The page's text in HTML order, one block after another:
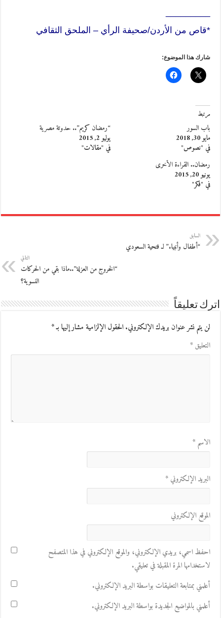
*قاص من الأردن/صحيفة الرأي – الملحق الثقافي
شارك هذا الموضوع:
مرتبط
باب السور
مايو 30, 2018
في "نصوص"
“رمضان كريم”.. حدوتة مصرية
يوليو 2, 2015
في "مقالات"
رمضان.. القراءة الأخرى
يونيو 20, 2015
في "فكر"
السابق
“أطفال وأنبياء” لـ فتحية السعودي
التالي
“الخروج من العزلة”..ماذا بقي من الحركات
النسوية؟
اترك تعليقاً
لن يتم نشر عنوان بريدك الإلكتروني.الحقول الإلزامية مشار إليها بـ*
التعليق*
الاسم*
البريد الإلكتروني*
الموقع الإلكتروني
احفظ اسمي، بريدي الإلكتروني، والموقع الإلكتروني في هذا المتصفح
لاستخدامها المرة المقبلة في تعليقي.
أعلمني بمتابعة التعليقات بواسطة البريد الإلكتروني.
أعلمني بالمواضيع الجديدة بواسطة البريد الإلكتروني.